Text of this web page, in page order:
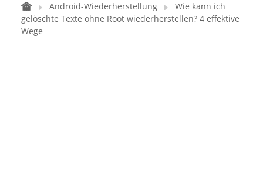
Android-Wiederherstellung
Wie kann ich
gelöschte Texte ohne Root wiederherstellen? 4 effektive
Wege